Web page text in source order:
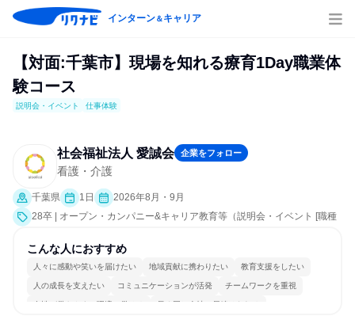
インターン＆キャリア
【対面:千葉市】現場を知れる療育1Day職業体
験コース
説明会・イベント 仕事体験
社会福祉法人 愛誠会 企業をフォロー
看護・介護
千葉県 1日
2026年8月・9月
28卒 | オープン・カンパニー&キャリア教育等（説明会・イベント [職種
こんな人におすすめ
人々に感動や笑いを届けたい 地域貢献に携わりたい 教育支援をしたい
人の成長を支えたい コミュニケーションが活発 チームワークを重視
女性が働きやすい環境で働ける 長く同じ会社に居続けられる